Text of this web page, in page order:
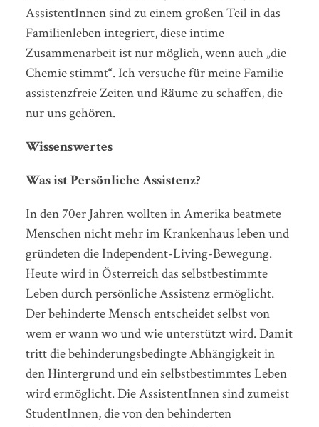
AssistentInnen sind zu einem großen Teil in das
Familienleben integriert, diese intime
Zusammenarbeit ist nur möglich, wenn auch „die
Chemie stimmt“. Ich versuche für meine Familie
assistenzfreie Zeiten und Räume zu schaffen, die
nur uns gehören.
Wissenswertes
Was ist Persönliche Assistenz?
In den 70er Jahren wollten in Amerika beatmete
Menschen nicht mehr im Krankenhaus leben und
gründeten die Independent-Living-Bewegung.
Heute wird in Österreich das selbstbestimmte
Leben durch persönliche Assistenz ermöglicht.
Der behinderte Mensch entscheidet selbst von
wem er wann wo und wie unterstützt wird. Damit
tritt die behinderungsbedingte Abhängigkeit in
den Hintergrund und ein selbstbestimmtes Leben
wird ermöglicht. Die AssistentInnen sind zumeist
StudentInnen, die von den behinderten